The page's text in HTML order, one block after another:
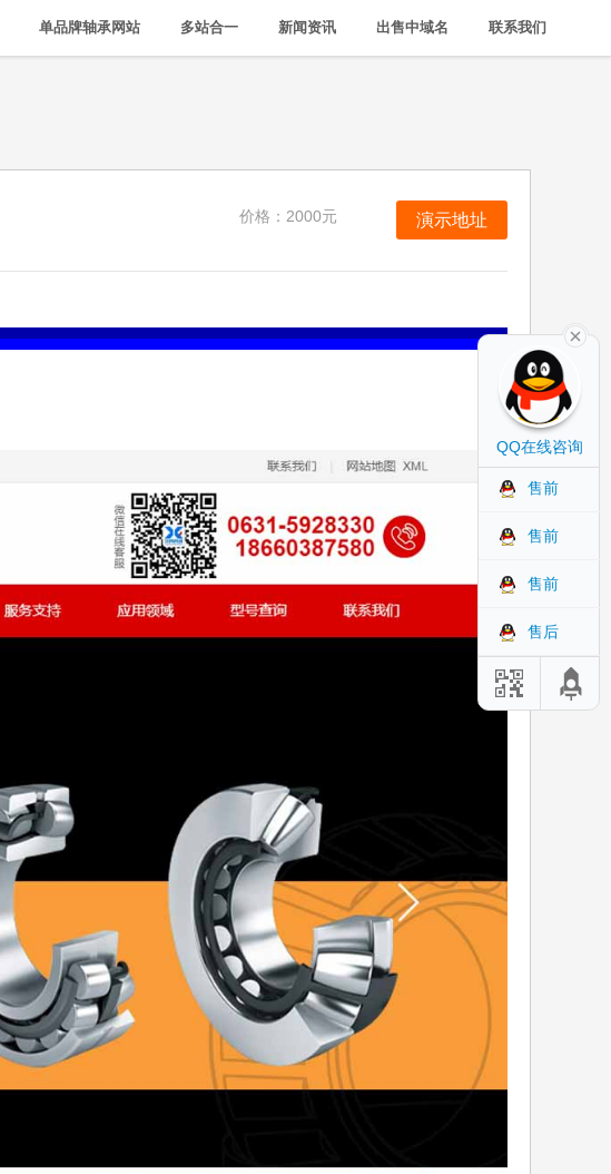
单品牌轴承网站 多站合一 新闻资讯 出售中域名 联系我们
价格：2000元 演示地址
QQ在线咨询
售前
售前
售前
售后